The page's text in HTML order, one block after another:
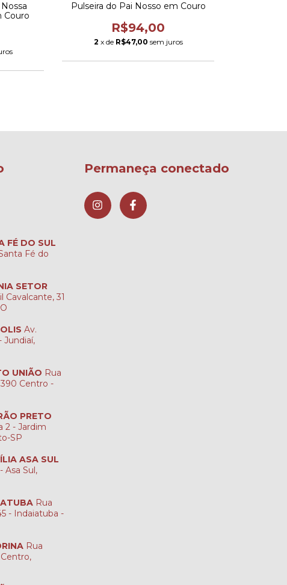
Couro
Pulseira do Pai Nosso em Couro
R$94,00
2 x de R$47,00 sem juros
FÉ DO SUL
Fé do
SETOR
Cavalcante, 31
Av.
Jundiaí,
UNIÃO Rua
Centro -
PRETO
2 - Jardim
SP
ASA SUL
Asa Sul,
Rua
- Indaiatuba -
Rua
Permaneça conectado